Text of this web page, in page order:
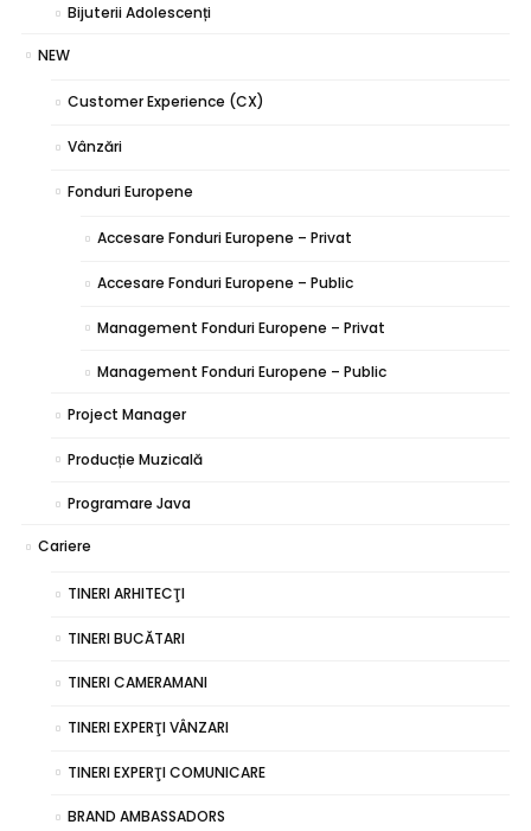
Bijuterii Adolescenți
NEW
Customer Experience (CX)
Vânzări
Fonduri Europene
Accesare Fonduri Europene – Privat
Accesare Fonduri Europene – Public
Management Fonduri Europene – Privat
Management Fonduri Europene – Public
Project Manager
Producție Muzicală
Programare Java
Cariere
TINERI ARHITECŢI
TINERI BUCĂTARI
TINERI CAMERAMANI
TINERI EXPERŢI VÂNZARI
TINERI EXPERŢI COMUNICARE
BRAND AMBASSADORS